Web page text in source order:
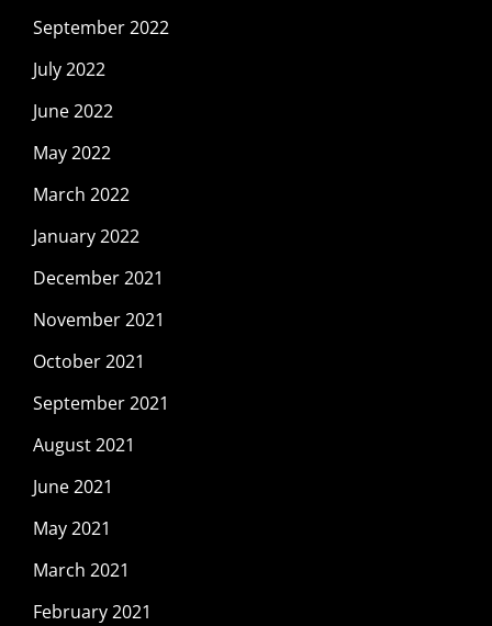
September 2022
July 2022
June 2022
May 2022
March 2022
January 2022
December 2021
November 2021
October 2021
September 2021
August 2021
June 2021
May 2021
March 2021
February 2021